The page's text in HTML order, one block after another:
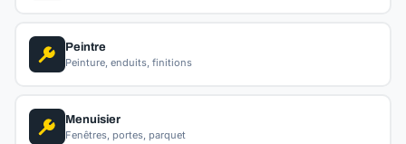
Peintre
Peinture, enduits, finitions
Menuisier
Fenêtres, portes, parquet